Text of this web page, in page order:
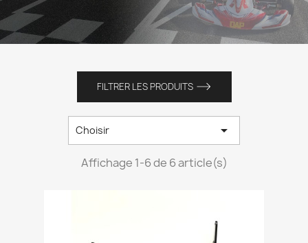
FILTRER LES PRODUITS
Choisir 
Affichage 1-6 de 6 article(s)